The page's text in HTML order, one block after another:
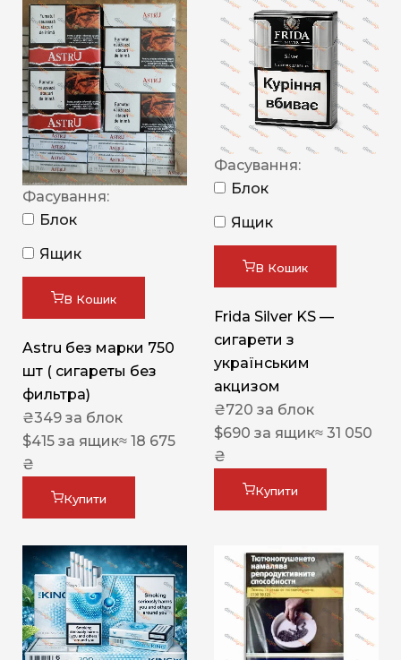
Фасування:
Блок
Ящик
В Кошик
Astru без марки 750
шт ( сигареты без
фильтра)
₴349 за блок
$415 за ящик≈ 18 675
₴
Купити
Фасування:
Блок
Ящик
В Кошик
Frida Silver KS —
сигарети з
українським
акцизом
₴720 за блок
$690 за ящик≈ 31 050
₴
Купити